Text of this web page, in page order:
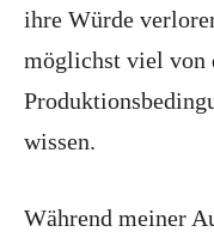
ihre Würde
möglichst viel von
wissen.
Während meiner